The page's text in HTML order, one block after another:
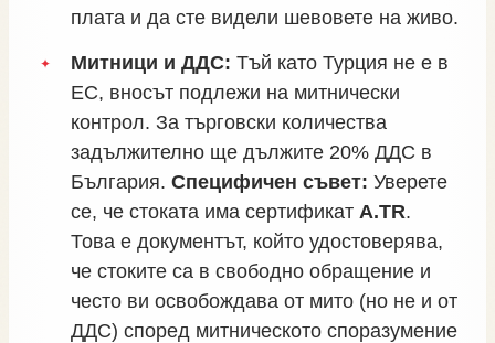
плата и да сте видели шевовете на живо.
Митници и ДДС: Тъй като Турция не е в
ЕС, вносът подлежи на митнически
контрол. За търговски количества
задължително ще дължите 20% ДДС в
България. Специфичен съвет: Уверете
се, че стоката има сертификат A.TR.
Това е документът, който удостоверява,
че стоките са в свободно обращение и
често ви освобождава от мито (но не и от
ДДС) според митническото споразумение